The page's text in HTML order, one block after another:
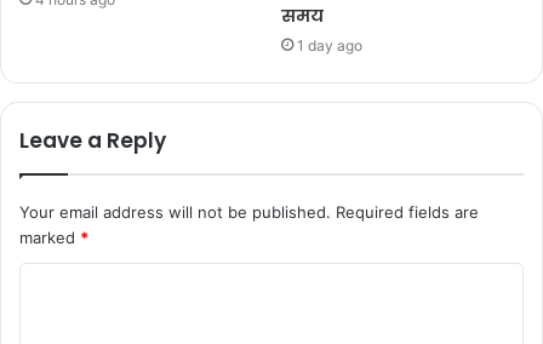
समय
1 day ago
Leave a Reply
Your email address will not be published. Required fields are
marked *